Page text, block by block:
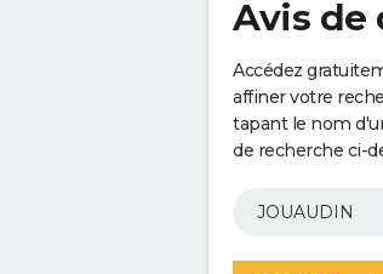
Avis de
Accédez
affiner votre
tapant le nom
de recherche ci-